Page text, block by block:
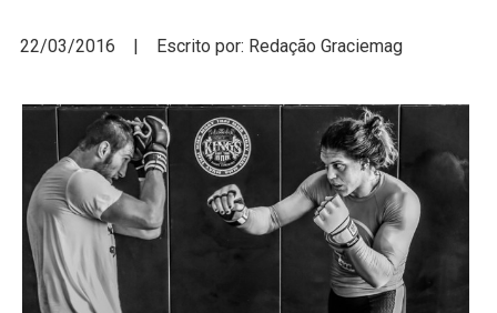
22/03/2016 | Escrito por: Redação Graciemag